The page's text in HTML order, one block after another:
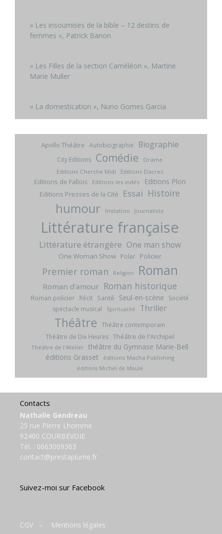
« Les insoumises de la bible – 12 destins de
femmes », Patrick Banon
« Les Filles de la section Caméléon », Martine
Marie Muller
« La domestication », Nuno Gomes Garcia
Apollo Théâtre Autobiographie Biographie
City Editions Comédie
Drame
Editions Cherche Midi
Editions Dacres
Editions de Fallois Editions les indés Editions Plon
Editions Presses de la Cité Essai Histoire
humour Imitation Journaliste
Littérature française
Littérature étrangère One man show
One Woman Show Polar Policier
Premier roman Religion Roman
Roman d'amour Roman historique
Roman policier Récit Santé Seul-en-scène
Société
spectacle musical
Spiritualité Thriller
Théâtre Théâtre contemporain
Théâtre de Dix Heures Théâtre de l'Archipel
Théâtre de l'Atelier théâtre du Gymnase Marie-Bell
éditions Grasset
éditions Macha Publishing
éditions Michel de Maule
Contacts
Nathalie Gendreau
25 rue Pierre Lhomme
92400 COURBEVOIE
Tél. : 0663009363
contact@prestaplume.fr
Suivez-moi sur Facebook
CGV – Mentions légales